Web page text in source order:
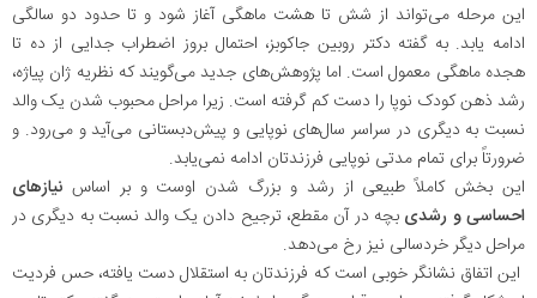
این مرحله می‌تواند از شش تا هشت ماهگی آغاز شود و تا حدود دو سالگی
ادامه یابد. به گفته دکتر روبین جاکوبز، احتمال بروز اضطراب جدایی از ده تا
هجده ماهگی معمول است. اما پژوهش‌های جدید می‌گویند که نظریه ژان پیاژه،
رشد ذهن کودک نوپا را دست کم گرفته است. زیرا مراحل محبوب شدن یک والد
نسبت به دیگری در سراسر سال‌های نوپایی و پیش‌دبستانی می‌آید و می‌رود. و
ضرورتاً برای تمام مدتی نوپایی فرزندتان ادامه نمی‌یابد.
این بخش کاملاً طبیعی از رشد و بزرگ شدن اوست و بر اساس نیازهای
احساسی و رشدی بچه در آن مقطع، ترجیح دادن یک والد نسبت به دیگری در
مراحل دیگر خردسالی نیز رخ می‌دهد.
این اتفاق نشانگر خوبی است که فرزندتان به استقلال دست یافته، حس فردیت